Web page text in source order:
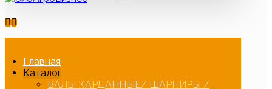
Главная
Каталог
ВАЛЫ КАРДАННЫЕ/ ШАРНИРЫ /